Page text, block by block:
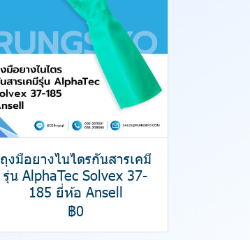
ถุงมือยางไนไตรกันสารเคมี
รุ่น AlphaTec Solvex 37-
185 ยี่ห้อ Ansell
฿0